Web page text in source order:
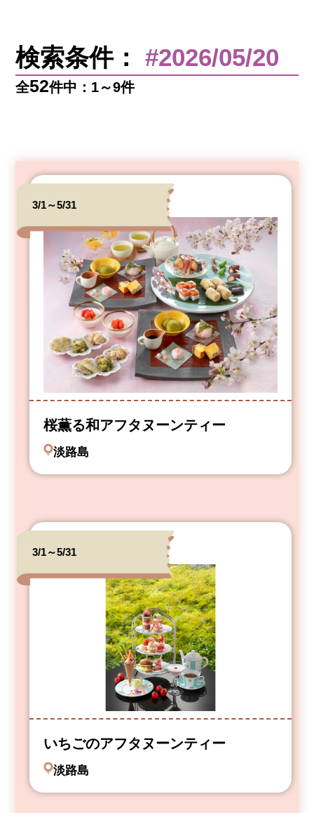
検索条件：#2026/05/20
全52件中：1～9件
3/1～5/31
桜薫る和アフタヌーンティー
淡路島
3/1～5/31
いちごのアフタヌーンティー
淡路島